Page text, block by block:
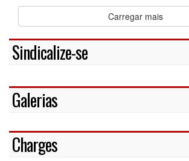
Carregar mais
Sindicalize-se
Galerias
Charges